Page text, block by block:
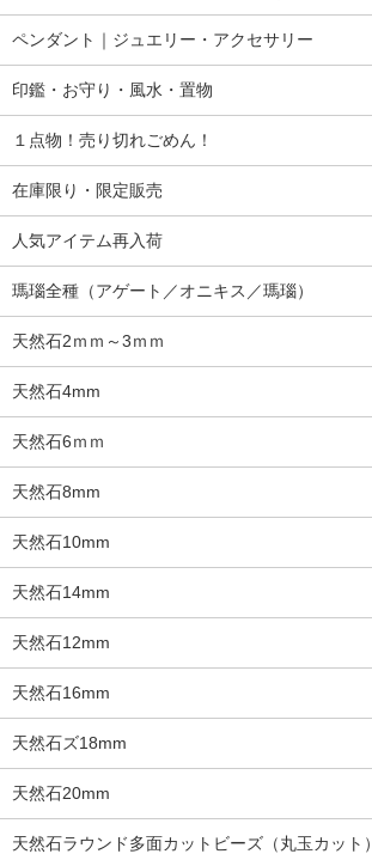
ペンダント｜ジュエリー・アクセサリー
印鑑・お守り・風水・置物
１点物！売り切れごめん！
在庫限り・限定販売
人気アイテム再入荷
瑪瑙全種（アゲート／オニキス／瑪瑙）
天然石2ｍｍ～3ｍｍ
天然石4mm
天然石6ｍｍ
天然石8mm
天然石10mm
天然石14mm
天然石12mm
天然石16mm
天然石ズ18mm
天然石20mm
天然石ラウンド多面カットビーズ（丸玉カット）